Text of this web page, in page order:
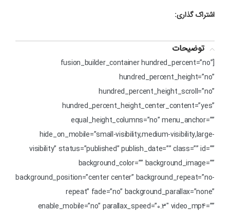
اشتراک گذاری:
توضیحات
[fusion_builder_container hundred_percent=”no”
hundred_percent_height=”no”
hundred_percent_height_scroll=”no”
hundred_percent_height_center_content=”yes”
equal_height_columns=”no” menu_anchor=””
hide_on_mobile=”small-visibility,medium-visibility,large-
visibility” status=”published” publish_date=”” class=”” id=””
background_color=”” background_image=””
background_position=”center center” background_repeat=”no-
repeat” fade=”no” background_parallax=”none”
enable_mobile=”no” parallax_speed=”0.3″ video_mp4=””